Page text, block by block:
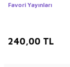
Favori Yayınları
240,00 TL